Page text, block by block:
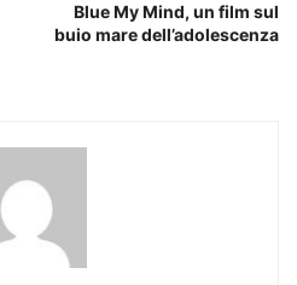
Blue My Mind, un film sul
buio mare dell’adolescenza